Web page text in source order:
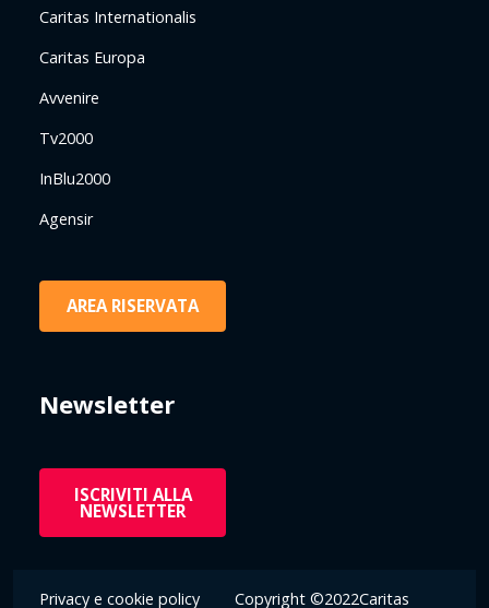
Caritas Internationalis
Caritas Europa
Avvenire
Tv2000
InBlu2000
Agensir
AREA RISERVATA
Newsletter
ISCRIVITI ALLA
NEWSLETTER
Privacy e cookie policy Copyright ©2022Caritas